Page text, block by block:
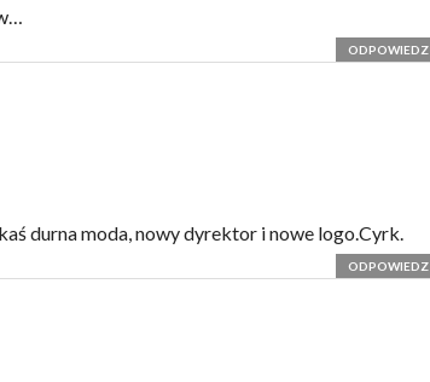
ODPOWIEDZ
durna moda, nowy dyrektor i nowe logo.Cyrk.
ODPOWIEDZ